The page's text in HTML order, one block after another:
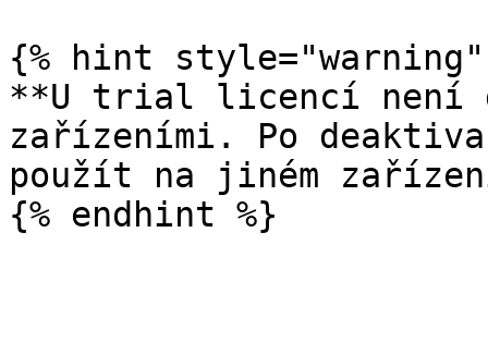
{% hint style="warning"
**U trial licencí není
zařízeními. Po
použít na jiném